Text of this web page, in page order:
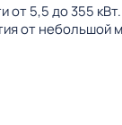
5,5 до 355
от небольшой